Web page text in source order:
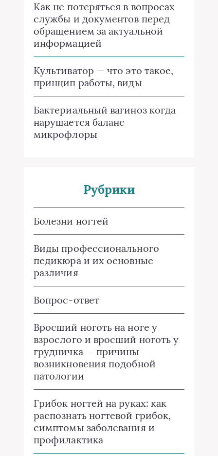
Как не потеряться в вопросах
службы и документов перед
обращением за актуальной
информацией
Культиватор — что это такое,
принцип работы, виды
Бактериальный вагиноз когда
нарушается баланс
микрофлоры
Рубрики
Болезни ногтей
Виды профессионального
педикюра и их основные
различия
Вопрос-ответ
Вросший ноготь на ноге у
взрослого и вросший ноготь у
грудничка — причины
возникновения подобной
патологии
Грибок ногтей на руках: как
распознать ногтевой грибок,
симптомы заболевания и
профилактика